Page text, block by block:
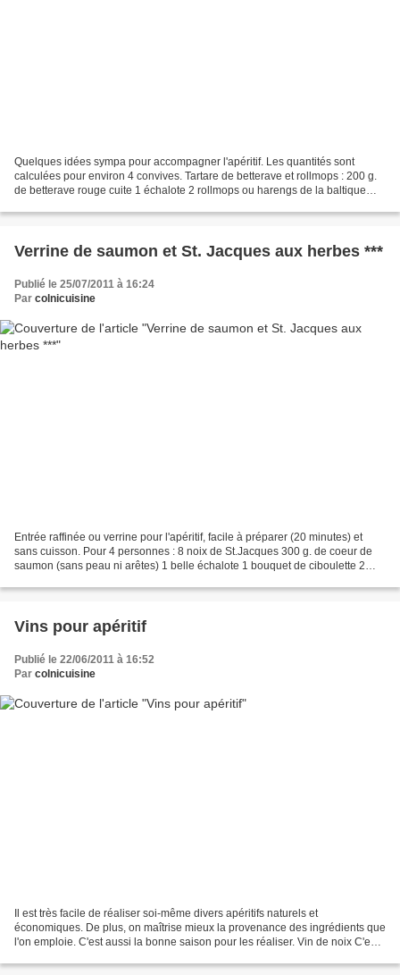
Quelques idées sympa pour accompagner l'apéritif. Les quantités sont
calculées pour environ 4 convives. Tartare de betterave et rollmops : 200 g.
de betterave rouge cuite 1 échalote 2 rollmops ou harengs de la baltique
Verrine de saumon et St. Jacques aux herbes ***
Publié le 25/07/2011 à 16:24
Par colnicuisine
Entrée raffinée ou verrine pour l'apéritif, facile à préparer (20 minutes) et
sans cuisson. Pour 4 personnes : 8 noix de St.Jacques 300 g. de coeur de
saumon (sans peau ni arêtes) 1 belle échalote 1 bouquet de ciboulette 2
Vins pour apéritif
Publié le 22/06/2011 à 16:52
Par colnicuisine
Il est très facile de réaliser soi-même divers apéritifs naturels et
économiques. De plus, on maîtrise mieux la provenance des ingrédients que
l'on emploie. C'est aussi la bonne saison pour les réaliser. Vin de noix C'est